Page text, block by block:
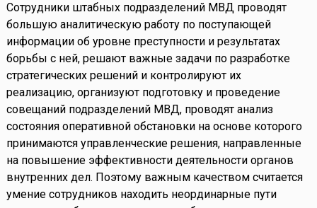
Сотрудники штабных подразделений МВД проводят
большую аналитическую работу по поступающей
информации об уровне преступности и результатах
борьбы с ней, решают важные задачи по разработке
стратегических решений и контролируют их
реализацию, организуют подготовку и проведение
совещаний подразделений МВД, проводят анализ
состояния оперативной обстановки на основе которого
принимаются управленческие решения, направленные
на повышение эффективности деятельности органов
внутренних дел. Поэтому важным качеством считается
умение сотрудников находить неординарные пути